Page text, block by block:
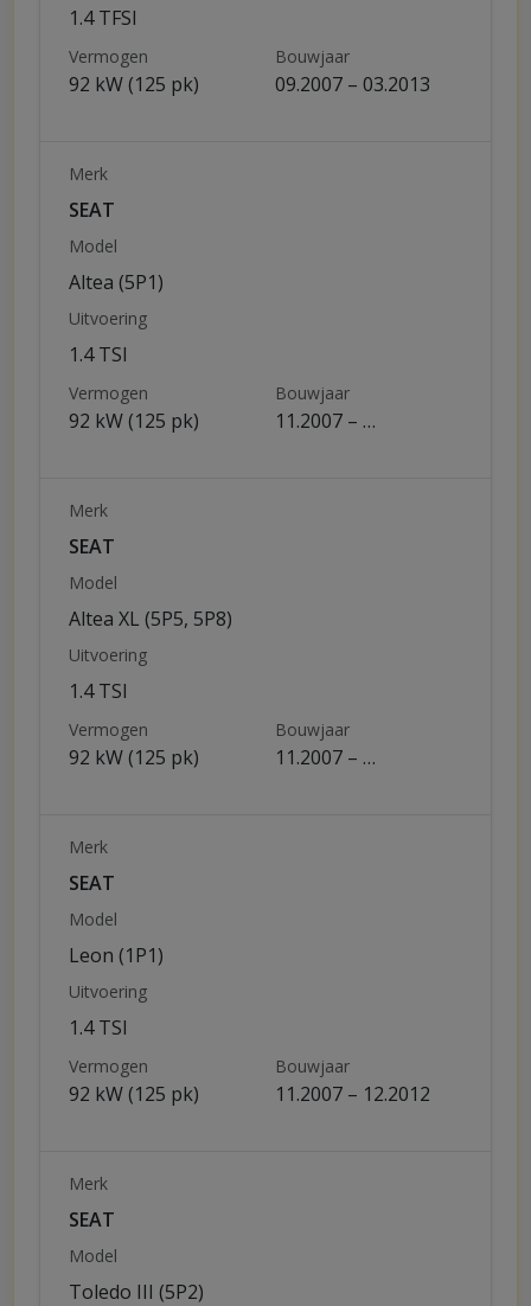
1.4 TFSI
Vermogen
92 kW (125 pk)
Bouwjaar
09.2007 – 03.2013
Merk
SEAT
Model
Altea (5P1)
Uitvoering
1.4 TSI
Vermogen
92 kW (125 pk)
Bouwjaar
11.2007 – …
Merk
SEAT
Model
Altea XL (5P5, 5P8)
Uitvoering
1.4 TSI
Vermogen
92 kW (125 pk)
Bouwjaar
11.2007 – …
Merk
SEAT
Model
Leon (1P1)
Uitvoering
1.4 TSI
Vermogen
92 kW (125 pk)
Bouwjaar
11.2007 – 12.2012
Merk
SEAT
Model
Toledo III (5P2)